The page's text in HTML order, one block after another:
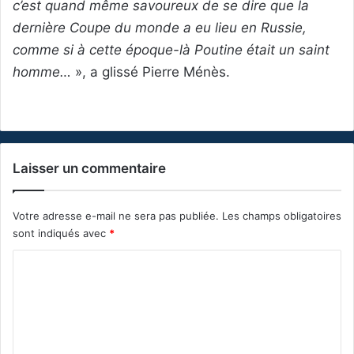
c’est quand même savoureux de se dire que la
dernière Coupe du monde a eu lieu en Russie,
comme si à cette époque-là Poutine était un saint
homme… », a glissé Pierre Ménès.
Laisser un commentaire
Votre adresse e-mail ne sera pas publiée. Les champs obligatoires
sont indiqués avec *